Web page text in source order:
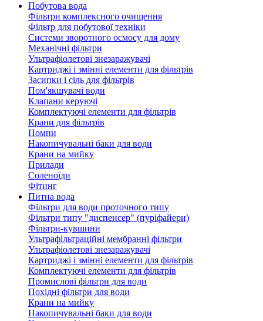
Побутова вода
Фільтри комплексного очищення
Фільтр для побутової техніки
Системи зворотного осмосу для дому
Механічні фільтри
Ультрафіолетові знезаражувачі
Картриджі і змінні елементи для фільтрів
Засипки і сіль для фільтрів
Пом'якшувачі води
Клапани керуючі
Комплектуючі елементи для фільтрів
Крани для фільтрів
Помпи
Накопичувальні баки для води
Крани на мийку
Прилади
Соленоїди
Фітинг
Питна вода
Фільтри для води проточного типу
Фільтри типу "диспенсер" (пуріфайери)
Фільтри-кувшини
Ультрафільтраційні мембранні фільтри
Ультрафіолетові знезаражувачі
Картриджі і змінні елементи для фільтрів
Комплектуючі елементи для фільтрів
Промислові фільтри для води
Похідні фільтри для води
Крани на мийку
Накопичувальні баки для води